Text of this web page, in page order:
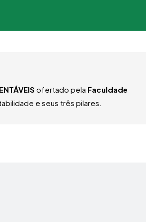
ofertado pela Faculdade
e seus três pilares.